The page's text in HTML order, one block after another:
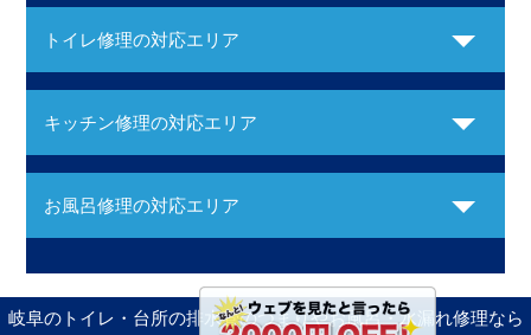
トイレ修理の対応エリア
キッチン修理の対応エリア
お風呂修理の対応エリア
岐阜のトイレ・台所の排水管のつまりやお風呂・水漏れ修理なら